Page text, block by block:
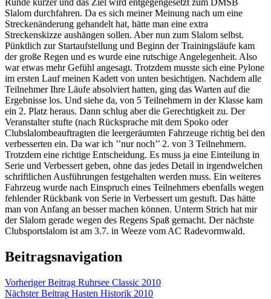
Slalom durchfahren. Da es sich meiner Meinung nach um eine
Streckenänderung gehandelt hat, hätte man eine extra
Streckenskizze aushängen sollen. Aber nun zum Slalom selbst.
Pünktlich zur Startaufstellung und Beginn der Trainingsläufe kam
der große Regen und es wurde eine rutschige Angelegenheit. Also
war etwas mehr Gefühl angesagt. Trotzdem musste sich eine Pylone
im ersten Lauf meinen Kadett von unten besichtigen. Nachdem alle
Teilnehmer Ihre Läufe absolviert hatten, ging das Warten auf die
Ergebnisse los. Und siehe da, von 5 Teilnehmern in der Klasse kam
ein 2. Platz heraus. Dann schlug aber die Gerechtigkeit zu. Der
Veranstalter stufte (nach Rücksprache mit dem Spoko oder
Clubslalombeauftragten die leergeräumten Fahrzeuge richtig bei den
verbesserten ein. Da war ich ’’nur noch’’ 2. von 3 Teilnehmern.
Trotzdem eine richtige Entscheidung. Es muss ja eine Einteilung in
Serie und Verbessert geben, ohne das jedes Detail in irgendwelchen
schriftlichen Ausführungen festgehalten werden muss. Ein weiteres
Fahrzeug wurde nach Einspruch eines Teilnehmers ebenfalls wegen
fehlender Rückbank von Serie in Verbessert um gestuft. Das hätte
man von Anfang an besser machen können. Unterm Strich hat mir
der Slalom gerade wegen des Regens Spaß gemacht. Der nächste
Clubsportslalom ist am 3.7. in Weeze vom AC Radevormwald.
Beitragsnavigation
Vorheriger Beitrag Ruhrsee Classic 2010
Nächster Beitrag Hasten Historik 2010